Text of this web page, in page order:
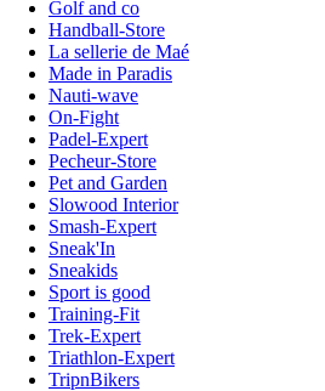
Golf and co
Handball-Store
La sellerie de Maé
Made in Paradis
Nauti-wave
On-Fight
Padel-Expert
Pecheur-Store
Pet and Garden
Slowood Interior
Smash-Expert
Sneak'In
Sneakids
Sport is good
Training-Fit
Trek-Expert
Triathlon-Expert
TripnBikers